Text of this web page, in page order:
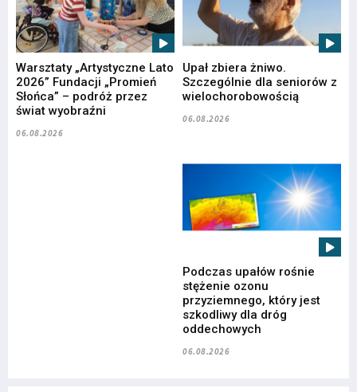
Warsztaty „Artystyczne Lato
2026” Fundacji „Promień
Słońca” – podróż przez
świat wyobraźni
06.08.2026
Upał zbiera żniwo.
Szczególnie dla seniorów z
wielochorobowością
06.08.2026
Podczas upałów rośnie
stężenie ozonu
przyziemnego, który jest
szkodliwy dla dróg
oddechowych
06.08.2026